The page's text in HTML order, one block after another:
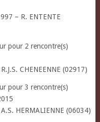
– R. ENTENTE
pour 2 rencontre(s)
CHENEENNE (02917)
pour 3 rencontre(s)
HERMALIENNE (06034)